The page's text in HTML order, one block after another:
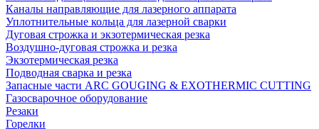
Каналы направляющие для лазерного аппарата
Уплотнительные кольца для лазерной сварки
Дуговая строжка и экзотермическая резка
Воздушно-дуговая строжка и резка
Экзотермическая резка
Подводная сварка и резка
Запасные части ARC GOUGING & EXOTHERMIC CUTTING
Газосварочное оборудование
Резаки
Горелки